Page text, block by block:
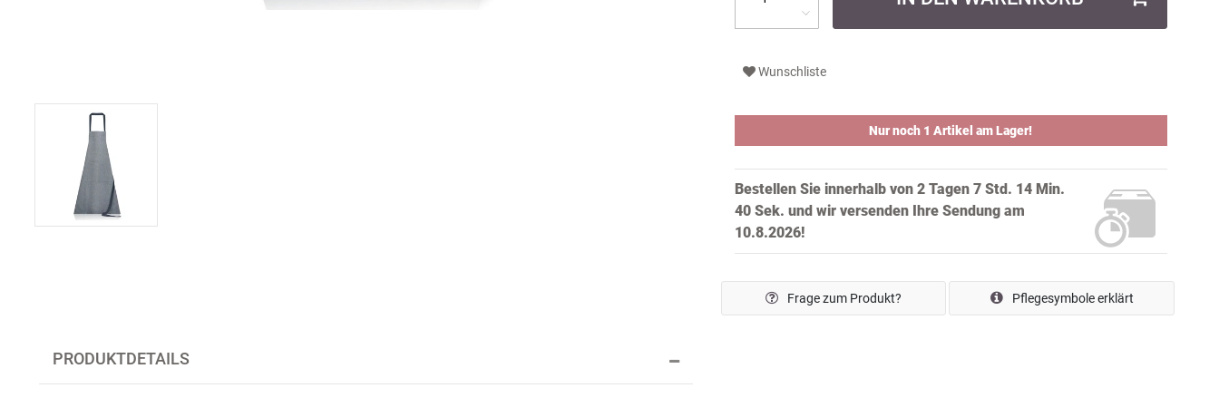
Wunschliste
Nur noch 1 Artikel am Lager!
Bestellen Sie innerhalb von 2 Tagen 7 Std. 14 Min.
39 Sek. und wir versenden Ihre Sendung am
10.8.2026!
Frage zum Produkt? Pflegesymbole erklärt
PRODUKTDETAILS